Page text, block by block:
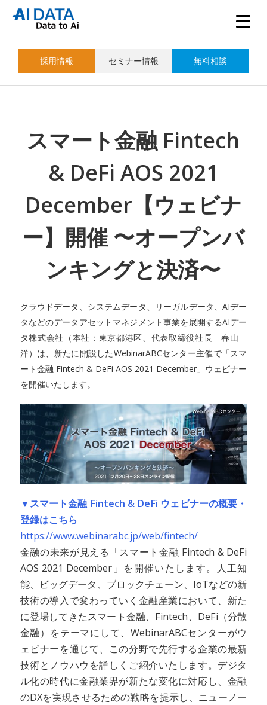
採用情報 セミナー情報 無料相談
スマート金融 Fintech
& DeFi AOS 2021
December【ウェビナ
ー】開催 〜オープンバ
ンキングと決済〜
クラウドデータ、システムデータ、リーガルデータ、AIデー
タなどのデータアセットマネジメント事業を展開するAIデー
タ株式会社（本社：東京都港区、代表取締役社長 春山
洋）は、新たに開設したWebinarABCセンター主催で「スマ
ート金融 Fintech & DeFi AOS 2021 December」ウェビナー
を開催いたします。
▼スマート金融 Fintech & DeFi ウェビナーの概要・
登録はこちら
https://www.webinarabc.jp/web/fintech/
金融の未来が見える「スマート金融 Fintech & DeFi
AOS 2021 December」を開催いたします。人工知
能、ビッグデータ、ブロックチェーン、IoTなどの新
技術の導入で変わっていく金融産業において、新た
に登場してきたスマート金融、Fintech、DeFi（分散
金融）をテーマにして、WebinarABCセンターがウ
ェビナーを通じて、この分野で先行する企業の最新
技術とノウハウを詳しくご紹介いたします。デジタ
ル化の時代に金融業界が新たな変化に対応し、金融
のDXを実現させるための戦略を提示し、ニューノー